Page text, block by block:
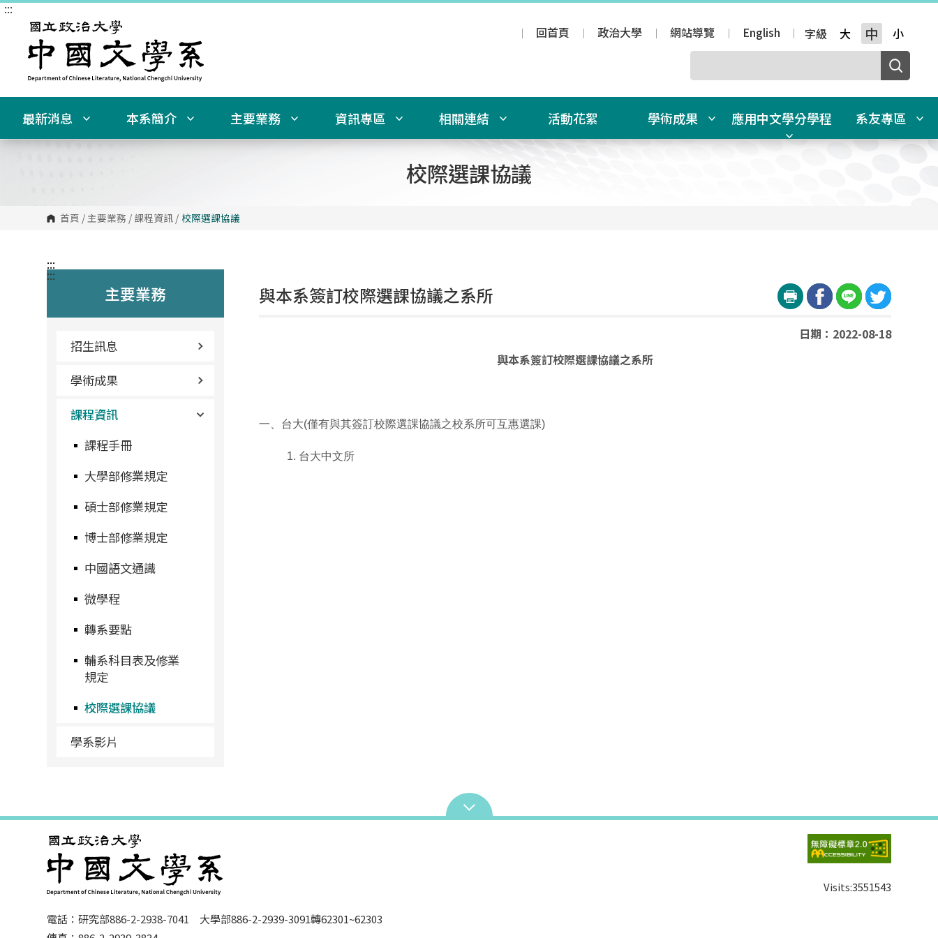
跳
:::
回首頁
政治大學 網站導覽 English 字級 大 中 小
最新消息 本系簡介 主要業務 資訊專區 相關連結 活動花絮 學術成果 應用中文學分學程 系友專區
校際選課協議
首頁 /主要業務 / 課程資訊 / 校際選課協議
:::
主要業務
招生訊息
學術成果
課程資訊
課程手冊
大學部修業規定
碩士部修業規定
博士部修業規定
中國語文通識
微學程
轉系要點
輔系科目表及修業
規定
校際選課協議
學系影片
:::
與本系簽訂校際選課協議之系所
日期：2022-08-18
與本系簽訂校際選課協議之系所
一、台大(僅有與其簽訂校際選課協議之校系所可互惠選課)
1. 台大中文所
電話：研究部886-2-2938-7041 大學部886-2-2939-3091轉62301~62303
Visits:3551543